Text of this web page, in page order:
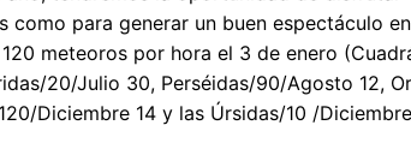
como para generar un buen espectáculo
meteoros por hora el 3 de enero
20/Julio 30, Perséidas/90/Agosto 12,
Diciembre 14 y las Úrsidas/10 /